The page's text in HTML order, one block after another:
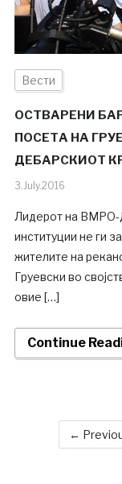
Вести
ОСТВАРЕНИ
ПОСЕТА НА
ДЕБАРСКИОТ
3.July.2016
Лидерот на ВМРО-
институции не ги
жителите на
Груевски во
овие […]
Continue
←